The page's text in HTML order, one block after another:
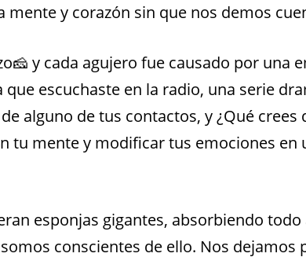
y corazón sin que nos demos
y cada agujero fue causado por una
escuchaste en la radio, una serie
alguno de tus contactos, y ¿Qué crees
tu mente y modificar tus emociones en
esponjas gigantes, absorbiendo todo
conscientes de ello. Nos dejamos